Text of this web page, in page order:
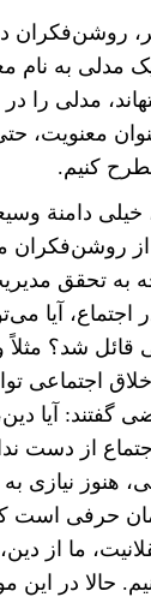
روشن‌فکران
مدلی به نام
مدلی را
معنویت،
کنیم.
خیلی دامنة
روشن‌فکران
به تحقق
آیا
قائل شد؟
اجتماعی
گفتند: آیا
از دست
هنوز نیازی
حرفی است
ما از دین،
حالا در این